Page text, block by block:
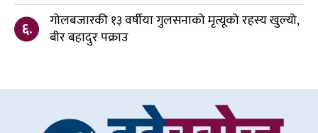
६.
गोलबजारकी १३ वर्षीया गुलसनाको मृत्यूको रहस्य खुल्यो,
बीर बहादुर पक्राउ